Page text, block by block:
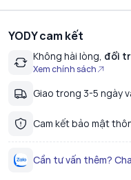
YODY cam kết
Không hài lòng, đổi
Xem chính sách
Giao trong 3-5 ngày
Cam kết bảo mật
Cần tư vấn thêm?